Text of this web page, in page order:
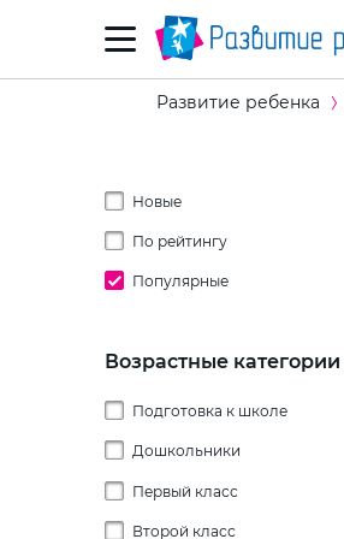
Развитие ребенка
Новые
По рейтингу
Популярные
Возрастные категории
Подготовка к школе
Дошкольники
2 года
3 года
Первый класс
Второй класс